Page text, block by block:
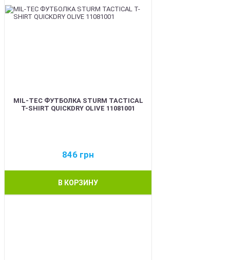
MIL-TEC ФУТБОЛКА STURM TACTICAL
T-SHIRT QUICKDRY OLIVE 11081001
846 грн
В КОРЗИНУ